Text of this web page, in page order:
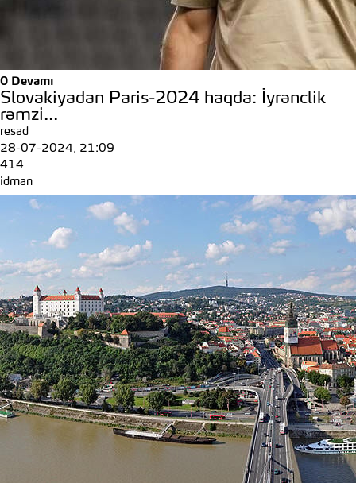
0 Devamı
Slovakiyadan Paris-2024 haqda: İyrənclik
rəmzi...
resad
28-07-2024, 21:09
414
idman